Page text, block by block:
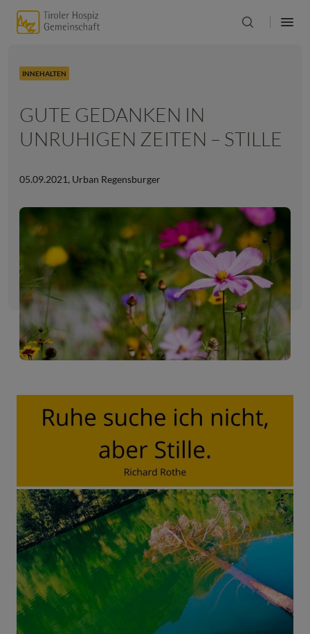
INNEHALTEN
GUTE GEDANKEN IN
UNRUHIGEN ZEITEN – STILLE
05.09.2021, Urban Regensburger